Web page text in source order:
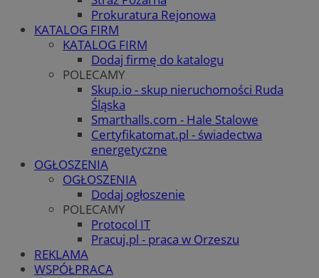
Prokuratura Rejonowa
KATALOG FIRM
KATALOG FIRM
Dodaj firmę do katalogu
POLECAMY
Skup.io - skup nieruchomości Ruda
Śląska
Smarthalls.com - Hale Stalowe
Certyfikatomat.pl - świadectwa
energetyczne
OGŁOSZENIA
OGŁOSZENIA
Dodaj ogłoszenie
POLECAMY
Protocol IT
Pracuj.pl - praca w Orzeszu
REKLAMA
WSPÓŁPRACA